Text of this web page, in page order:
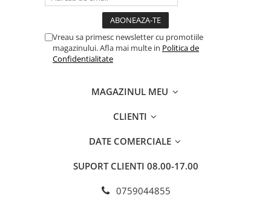
Vreau sa primesc newsletter cu promotiile
magazinului. Afla mai multe in Politica de
Confidentialitate
MAGAZINUL MEU
CLIENTI
DATE COMERCIALE
SUPORT CLIENTI 08.00-17.00
0759044855